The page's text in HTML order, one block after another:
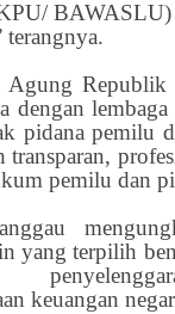
terangnya.
Agung Republik
dengan
pidana pemilu
pemilu dan
yang terpilih
keuangan